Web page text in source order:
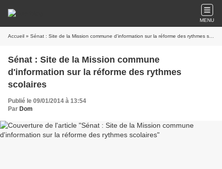
MENU
Accueil » Sénat : Site de la Mission commune d'information sur la réforme des rythmes scolaires
Sénat : Site de la Mission commune
d'information sur la réforme des rythmes
scolaires
Publié le 09/01/2014 à 13:54
Par Dom